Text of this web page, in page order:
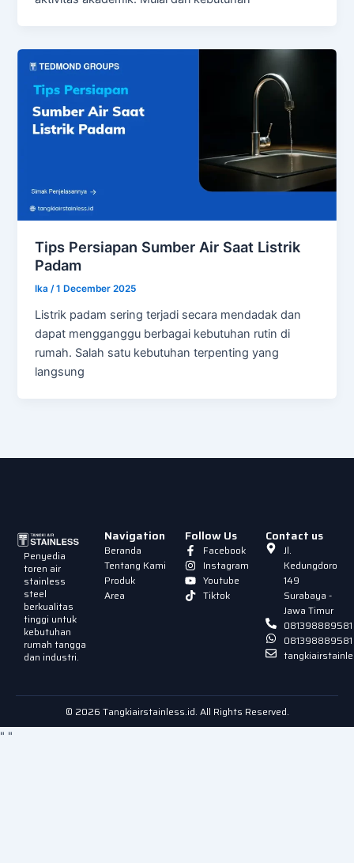
Tips Persiapan Sumber Air Saat Listrik
Padam
Ika/1 December 2025
Listrik padam sering terjadi secara mendadak dan
dapat mengganggu berbagai kebutuhan rutin di
rumah. Salah satu kebutuhan terpenting yang
langsung
Penyedia
toren air
stainless
steel
berkualitas
tinggi untuk
kebutuhan
rumah tangga
dan industri.
Navigation
Beranda
Tentang Kami
Produk
Area
Follow Us
Facebook
Instagram
Youtube
Tiktok
Contact us
Jl.
Kedungdoro
149
Surabaya -
Jawa Timur
081398889581
081398889581
© 2026 Tangkiairstainless.id. All Rights Reserved.
" "